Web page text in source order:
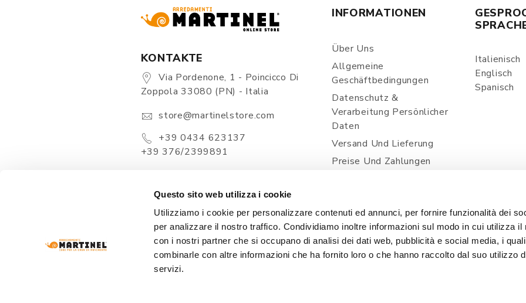
Questo sito web utilizza i cookie
Utilizziamo i cookie per personalizzare contenuti ed annunci, per fornire funzionalità dei
per analizzare il nostro traffico. Condividiamo inoltre informazioni sul modo in cui utilizza il
con i nostri partner che si occupano di analisi dei dati web, pubblicità e social media, i
combinarle con altre informazioni che ha fornito loro o che hanno raccolto dal suo utilizzo
servizi.
KONTAKTE
Via Pordenone, 1 - Poincicco Di
Zoppola 33080 (PN) - Italia
store@martinelstore.com
+39 0434 623137
+39 376/2399891
INFORMATIONEN
Über Uns
Allgemeine
Geschäftbedingungen
Datenschutz &
Verarbeitung Persönlicher
Daten
Versand Und Lieferung
Preise Und Zahlungen
Italienisch
Englisch
Spanisch